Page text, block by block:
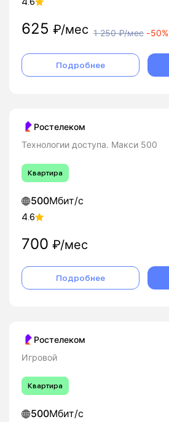
625 ₽/мес 1 250₽/мес -50%
Подробнее
Ростелеком
Технологии доступа. Макси 500
Квартира
500Мбит/с
4.6
700 ₽/мес
Подробнее
Ростелеком
Игровой
Квартира
500Мбит/с